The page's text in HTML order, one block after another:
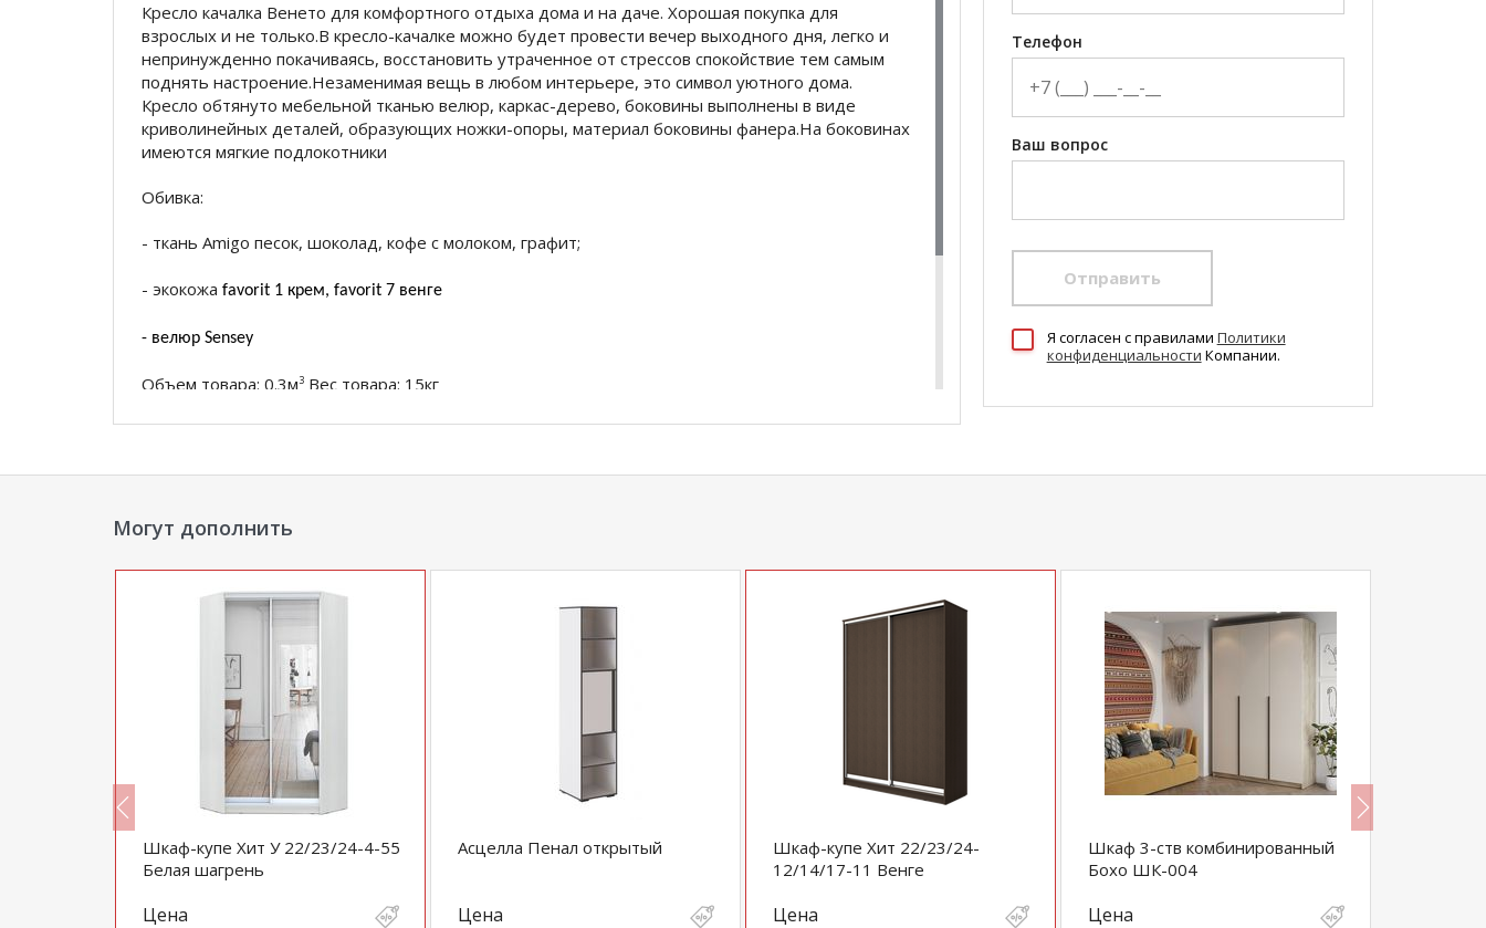
Кресло качалка Венето для комфортного отдыха дома и на даче. Хорошая покупка для
взрослых и не только.В кресло-качалке можно будет провести вечер выходного дня, легко и
непринужденно покачиваясь, восстановить утраченное от стрессов спокойствие тем самым
поднять настроение.Незаменимая вещь в любом интерьере, это символ уютного дома.
Кресло обтянуто мебельной тканью велюр, каркас-дерево, боковины выполнены в виде
криволинейных деталей, образующих ножки-опоры, материал боковины фанера.На боковинах
имеются мягкие подлокотники
Обивка:
- ткань Amigo песок, шоколад, кофе с молоком, графит;
- экокожа favorit 1 крем, favorit 7 венге
- велюр Sensey
Объем товара: 0.3м3 Вес товара: 15кг
менеджера по телефону+79292022735.
**Цены на официальном сайте
магазина
Телефон
Ваш вопрос
Отправить
Я согласен c правилами Политики
конфиденциальности Компании.
Могут дополнить
Шкаф-купе Хит У 22/23/24-4-55
Белая шагрень
Цена
Асцелла Пенал открытый
Цена
Шкаф-купе Хит 22/23/24-
12/14/17-11 Венге
Цена
Шкаф 3-ств комбинированный
Бохо ШК-004
Цена